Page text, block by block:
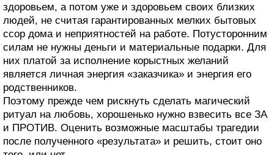
здоровьем, а потом уже и здоровьем своих близких
людей, не считая гарантированных мелких бытовых
ссор дома и неприятностей на работе. Потусторонним
силам не нужны деньги и материальные подарки. Для
них платой за исполнение корыстных желаний
является личная энергия «заказчика» и энергия его
родственников.
Поэтому прежде чем рискнуть сделать магический
ритуал на любовь, хорошенько нужно взвесить все ЗА
и ПРОТИВ. Оценить возможные масштабы трагедии
после полученного «результата» и решить, стоит оно